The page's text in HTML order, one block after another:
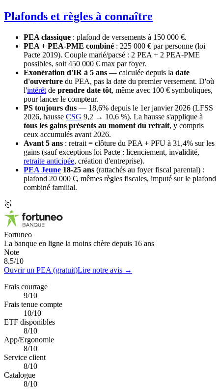
Plafonds et règles à connaître
PEA classique : plafond de versements à 150 000 €.
PEA + PEA-PME combiné : 225 000 € par personne (loi
Pacte 2019). Couple marié/pacsé : 2 PEA + 2 PEA-PME
possibles, soit 450 000 € max par foyer.
Exonération d'IR à 5 ans — calculée depuis la date
d'ouverture du PEA, pas la date du premier versement. D'où
l'intérêt de prendre date tôt, même avec 100 € symboliques,
pour lancer le compteur.
PS toujours dus — 18,6% depuis le 1er janvier 2026 (LFSS
2026, hausse CSG 9,2 → 10,6 %). La hausse s'applique à
tous les gains présents au moment du retrait, y compris
ceux accumulés avant 2026.
Avant 5 ans : retrait = clôture du PEA + PFU à 31,4% sur les
gains (sauf exceptions loi Pacte : licenciement, invalidité,
retraite anticipée, création d'entreprise).
PEA Jeune 18-25 ans (rattachés au foyer fiscal parental) :
plafond 20 000 €, mêmes règles fiscales, imputé sur le plafond
combiné familial.
🥇
Fortuneo
La banque en ligne la moins chère depuis 16 ans
Note
8.5/10
Ouvrir un PEA (gratuit)Lire notre avis →
Frais courtage
9/10
Frais tenue compte
10/10
ETF disponibles
8/10
App/Ergonomie
8/10
Service client
8/10
Catalogue
8/10